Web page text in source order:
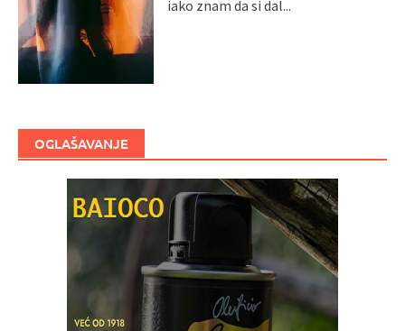
iako znam da si dal...
OGLAŠAVANJE